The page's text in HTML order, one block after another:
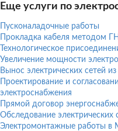
Еще услуги по
Пусконаладочные работы
Прокладка кабеля методом
Технологическое
Увеличение мощности
Вынос электрических сетей
Проектирование и
электроснабжения
Прямой договор
Обследование электрических
Электромонтажные работы в